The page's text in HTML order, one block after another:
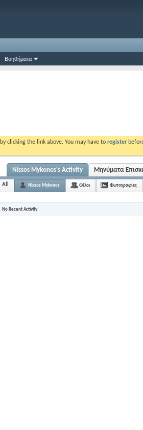
Βοηθήματα
by clicking the link above. You may have to register
Nissos Mykonos's Activity Μηνύματα
All Nissos Mykonos Φίλοι Φωτογραφίες
No Recent Activity